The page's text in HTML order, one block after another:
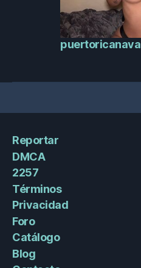
puertoricanava
Reportar
DMCA
2257
Términos
Privacidad
Foro
Catálogo
Blog